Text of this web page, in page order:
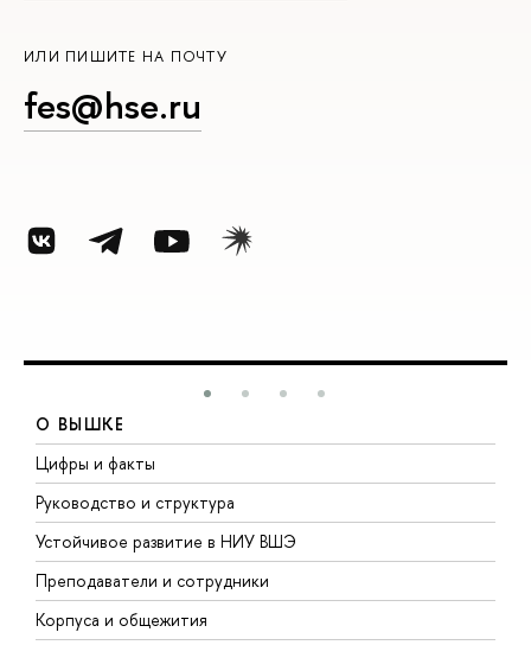
ИЛИ ПИШИТЕ НА ПОЧТУ
fes@hse.ru
О ВЫШКЕ
Цифры и факты
Руководство и структура
Устойчивое развитие в НИУ ВШЭ
Преподаватели и сотрудники
Корпуса и общежития